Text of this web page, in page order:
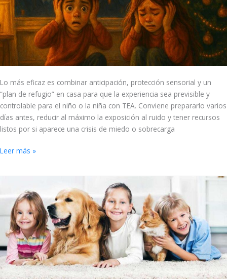
Lo más eficaz es combinar anticipación, protección sensorial y un
“plan de refugio” en casa para que la experiencia sea previsible y
controlable para el niño o la niña con TEA. Conviene prepararlo varios
días antes, reducir al máximo la exposición al ruido y tener recursos
listos por si aparece una crisis de miedo o sobrecarga
pirotecnia:
estrategias
para
protegerlos
Leer más »
desarrollo
madurativo